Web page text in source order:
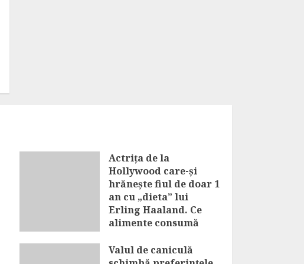
Actrița de la
Hollywood care-și
hrănește fiul de doar 1
an cu „dieta” lui
Erling Haaland. Ce
alimente consumă
AUGUST 8, 2026
Valul de caniculă